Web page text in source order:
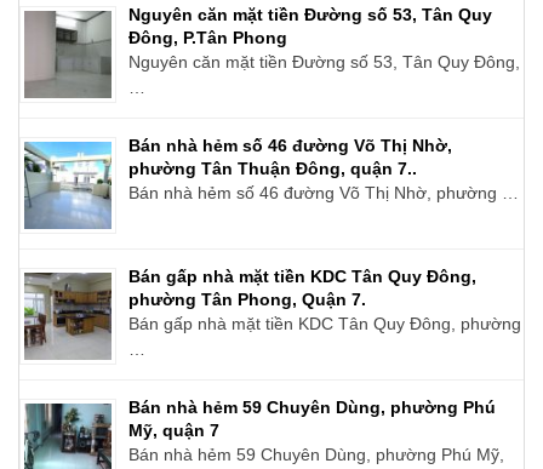
Nguyên căn mặt tiền Đường số 53, Tân Quy
Đông, P.Tân Phong
Nguyên căn mặt tiền Đường số 53, Tân Quy Đông,
Bán nhà hẻm số 46 đường Võ Thị Nhờ,
phường Tân Thuận Đông, quận 7..
Bán nhà hẻm số 46 đường Võ Thị Nhờ, phường …
Bán gấp nhà mặt tiền KDC Tân Quy Đông,
phường Tân Phong, Quận 7.
Bán gấp nhà mặt tiền KDC Tân Quy Đông, phường
Bán nhà hẻm 59 Chuyên Dùng, phường Phú
Mỹ, quận 7
Bán nhà hẻm 59 Chuyên Dùng, phường Phú Mỹ,